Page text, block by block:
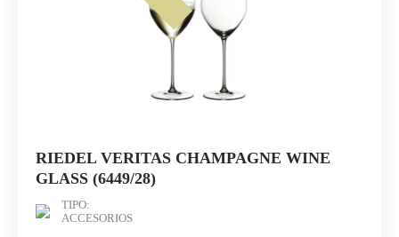
RIEDEL VERITAS CHAMPAGNE WINE
GLASS (6449/28)
TIPO:
ACCESORIOS